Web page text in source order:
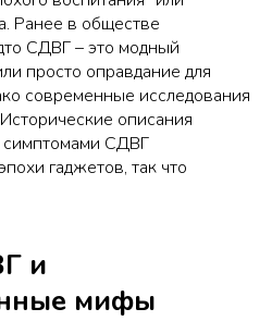
Ранее в обществе
СДВГ – это модный
просто оправдание для
современные исследования
описания
симптомами СДВГ
гаджетов, так что
и
мифы